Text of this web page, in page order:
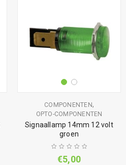
COMPONENTEN,
OPTO-COMPONENTEN
Signaallamp 14mm 12 volt
groen
€5,00